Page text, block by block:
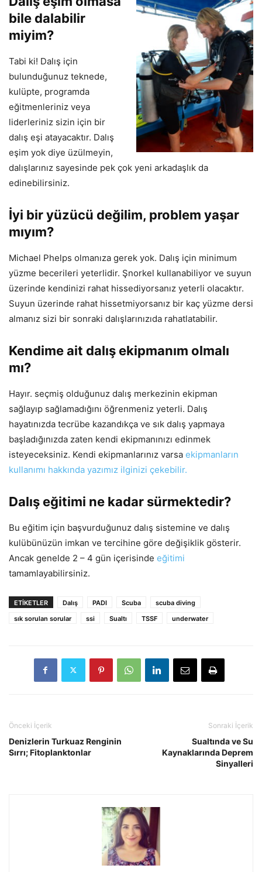
bile dalabilir
miyim?
Tabi ki! Dalış için
bulunduğunuz teknede,
kulüpte, programda
eğitmenleriniz veya
liderleriniz sizin için bir
dalış eşi atayacaktır. Dalış
eşim yok diye üzülmeyin,
dalışlarınız sayesinde pek çok yeni arkadaşlık da
edinebilirsiniz.
İyi bir yüzücü değilim, problem yaşar
mıyım?
Michael Phelps olmanıza gerek yok. Dalış için minimum
yüzme becerileri yeterlidir. Şnorkel kullanabiliyor ve suyun
üzerinde kendinizi rahat hissediyorsanız yeterli olacaktır.
Suyun üzerinde rahat hissetmiyorsanız bir kaç yüzme dersi
almanız sizi bir sonraki dalışlarınızıda rahatlatabilir.
Kendime ait dalış ekipmanım olmalı
mı?
Hayır. seçmiş olduğunuz dalış merkezinin ekipman
sağlayıp sağlamadığını öğrenmeniz yeterli. Dalış
hayatınızda tecrübe kazandıkça ve sık dalış yapmaya
başladığınızda zaten kendi ekipmanınızı edinmek
isteyeceksiniz. Kendi ekipmanlarınız varsa ekipmanların
kullanımı hakkında yazımız ilginizi çekebilir.
Dalış eğitimi ne kadar sürmektedir?
Bu eğitim için başvurduğunuz dalış sistemine ve dalış
kulübünüzün imkan ve tercihine göre değişiklik gösterir.
Ancak genelde 2 – 4 gün içerisinde eğitimi
tamamlayabilirsiniz.
ETIKETLER Dalış PADI Scuba
scuba diving
sık sorulan sorular
ssi Sualtı TSSF underwater
Önceki İçerik
Denizlerin Turkuaz Renginin
Sırrı; Fitoplanktonlar
Sonraki İçerik
Sualtında ve Su
Kaynaklarında Deprem
Sinyalleri